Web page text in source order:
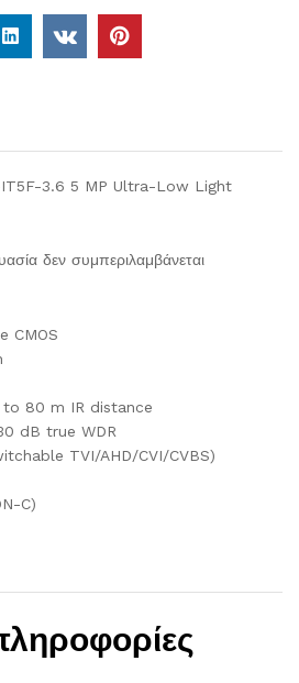
IT5F-3.6 5 MP Ultra-Low Light
δεν συμπεριλαμβάνεται
CMOS
to 80 m IR distance
dB true WDR
TVI/AHD/CVI/CVBS)
C)